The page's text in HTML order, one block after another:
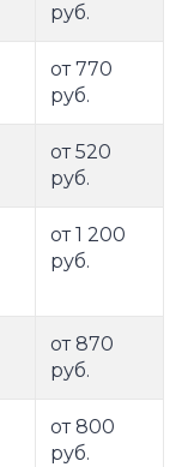
руб.
от 770
руб.
от 520
руб.
от 1 200
руб.
от 870
руб.
от 800
руб.